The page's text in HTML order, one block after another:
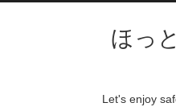
ほっ
Let's enjoy